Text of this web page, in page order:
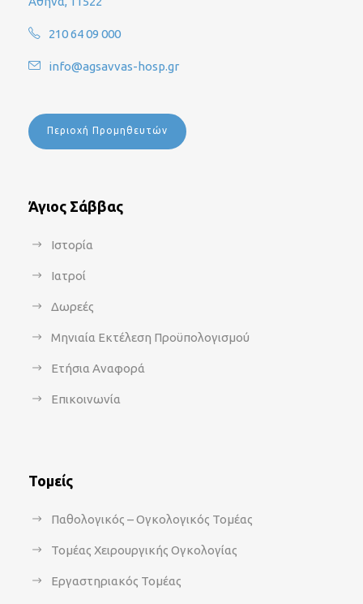
210 64 09 000
info@agsavvas-hosp.gr
Περιοχή Προμηθευτών
Άγιος Σάββας
Ιστορία
Ιατροί
Δωρεές
Μηνιαία Εκτέλεση Προϋπολογισμού
Ετήσια Αναφορά
Επικοινωνία
Τομείς
Παθολογικός – Ογκολογικός Τομέας
Τομέας Χειρουργικής Ογκολογίας
Εργαστηριακός Τομέας